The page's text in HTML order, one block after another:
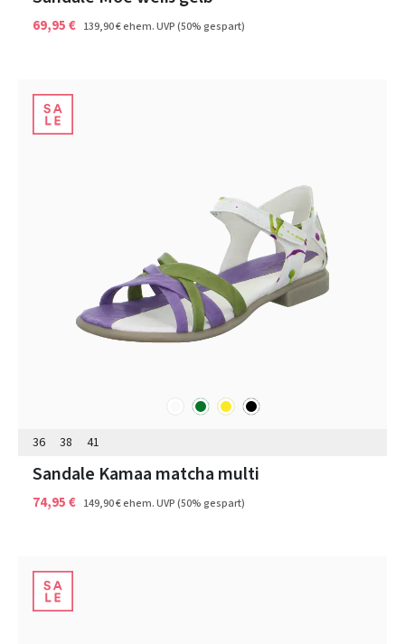
69,95 € 139,90 €ehem. UVP(50% gespart)
sonstige
grün gelb schwarz
36 38 41
Sandale Kamaa matcha multi
74,95 € 149,90 €ehem. UVP(50% gespart)